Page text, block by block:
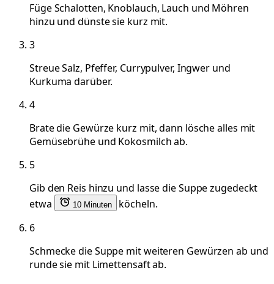
Füge Schalotten, Knoblauch, Lauch und Möhren
hinzu und dünste sie kurz mit.
3
Streue Salz, Pfeffer, Currypulver, Ingwer und
Kurkuma darüber.
4
Brate die Gewürze kurz mit, dann lösche alles mit
Gemüsebrühe und Kokosmilch ab.
5
Gib den Reis hinzu und lasse die Suppe zugedeckt
etwa
10 Minuten
köcheln.
6
Schmecke die Suppe mit weiteren Gewürzen ab und
runde sie mit Limettensaft ab.